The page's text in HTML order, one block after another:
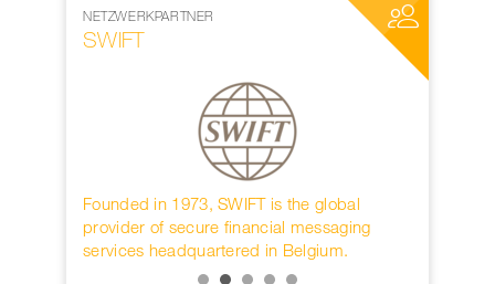
NETZWERKPARTNER
SWIFT
Founded in 1973, SWIFT is the global
provider of secure financial messaging
services headquartered in Belgium.